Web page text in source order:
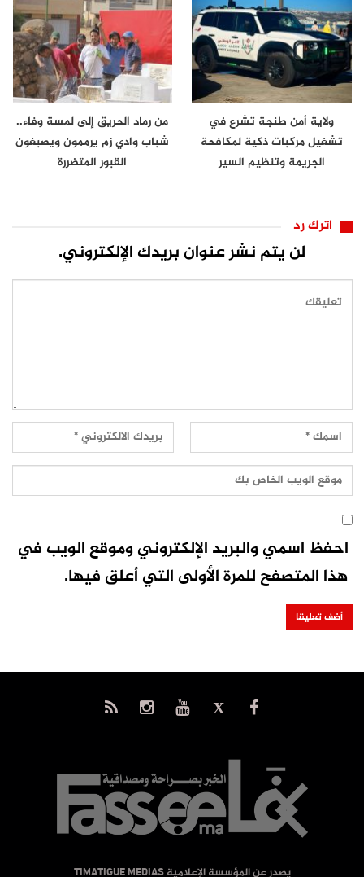
ولاية أمن طنجة تشرع في
تشغيل مركبات ذكية لمكافحة
الجريمة وتنظيم السير
من رماد الحريق إلى لمسة وفاء..
شباب وادي زم يرممون ويصبغون
القبور المتضررة
اترك رد
لن يتم نشر عنوان بريدك الإلكتروني.
احفظ اسمي والبريد الإلكتروني وموقع الويب في
هذا المتصفح للمرة الأولى التي أعلق فيها.
يصدر عن المؤسسة الإعلامية TIMATIGUE MEDIAS